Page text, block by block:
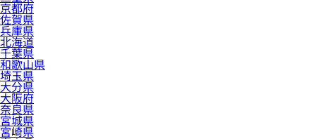
京都府
佐賀県
兵庫県
北海道
千葉県
和歌山県
埼玉県
大分県
大阪府
奈良県
宮城県
宮崎県